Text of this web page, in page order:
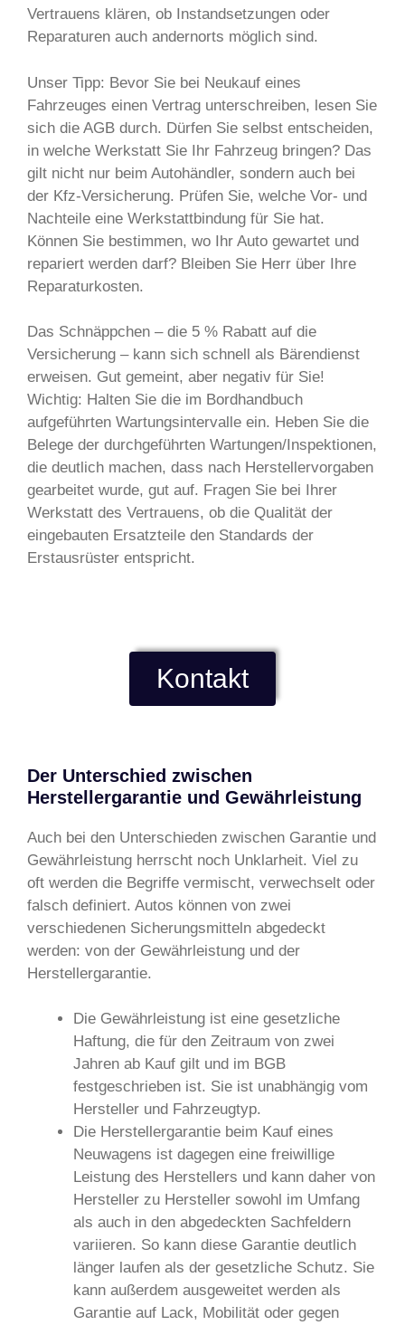
Vertrauens klären, ob Instandsetzungen oder
Reparaturen auch andernorts möglich sind.
Unser Tipp: Bevor Sie bei Neukauf eines
Fahrzeuges einen Vertrag unterschreiben, lesen Sie
sich die AGB durch. Dürfen Sie selbst entscheiden,
in welche Werkstatt Sie Ihr Fahrzeug bringen? Das
gilt nicht nur beim Autohändler, sondern auch bei
der Kfz-Versicherung. Prüfen Sie, welche Vor- und
Nachteile eine Werkstattbindung für Sie hat.
Können Sie bestimmen, wo Ihr Auto gewartet und
repariert werden darf? Bleiben Sie Herr über Ihre
Reparaturkosten.
Das Schnäppchen – die 5 % Rabatt auf die
Versicherung – kann sich schnell als Bärendienst
erweisen. Gut gemeint, aber negativ für Sie!
Wichtig: Halten Sie die im Bordhandbuch
aufgeführten Wartungsintervalle ein. Heben Sie die
Belege der durchgeführten Wartungen/Inspektionen,
die deutlich machen, dass nach Herstellervorgaben
gearbeitet wurde, gut auf. Fragen Sie bei Ihrer
Werkstatt des Vertrauens, ob die Qualität der
eingebauten Ersatzteile den Standards der
Erstausrüster entspricht.
Kontakt
Der Unterschied zwischen
Herstellergarantie und Gewährleistung
Auch bei den Unterschieden zwischen Garantie und
Gewährleistung herrscht noch Unklarheit. Viel zu
oft werden die Begriffe vermischt, verwechselt oder
falsch definiert. Autos können von zwei
verschiedenen Sicherungsmitteln abgedeckt
werden: von der Gewährleistung und der
Herstellergarantie.
Die Gewährleistung ist eine gesetzliche
Haftung, die für den Zeitraum von zwei
Jahren ab Kauf gilt und im BGB
festgeschrieben ist. Sie ist unabhängig vom
Hersteller und Fahrzeugtyp.
Die Herstellergarantie beim Kauf eines
Neuwagens ist dagegen eine freiwillige
Leistung des Herstellers und kann daher von
Hersteller zu Hersteller sowohl im Umfang
als auch in den abgedeckten Sachfeldern
variieren. So kann diese Garantie deutlich
länger laufen als der gesetzliche Schutz. Sie
kann außerdem ausgeweitet werden als
Garantie auf Lack, Mobilität oder gegen